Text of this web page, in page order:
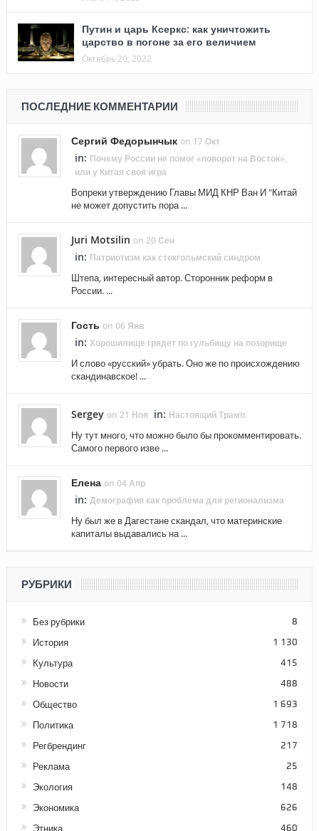
Путин и царь Ксеркс: как уничтожить
царство в погоне за его величием
Октябрь 20, 2022
ПОСЛЕДНИЕ КОММЕНТАРИИ
Сергий Федорынчык on 17 Окт
in: Почему России не помог «поворот на Восток»,
или у Китая своя игра
Вопреки утверждению Главы МИД КНР Ван И "Китай
не может допустить пора ...
Juri Motsilin on 20 Сен
in: Патриотизм как стокгольмский синдром
Штепа, интересный автор. Сторонник реформ в
России. ...
Гость on 06 Янв
in: Хорошилище грядет по гульбищу на позорище
И слово «русский» убрать. Оно же по происхождению
скандинавское! ...
Sergey on 21 Ноя in: Настоящий Трамп
Ну тут много, что можно было бы прокомментировать.
Самого первого изве ...
Елена on 04 Апр
in: Демография как проблема для регионализма
Ну был же в Дагестане скандал, что материнские
капиталы выдавались на ...
РУБРИКИ
Без рубрики 8
История 1 130
Культура 415
Новости 488
Общество 1 693
Политика 1 718
Регбрендинг 217
Реклама 25
Экология 148
Экономика 626
Этника 460